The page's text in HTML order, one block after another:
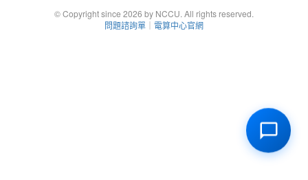
© Copyright since 2026 by NCCU. All rights reserved.
問題諮詢單 ｜ 電算中心官網